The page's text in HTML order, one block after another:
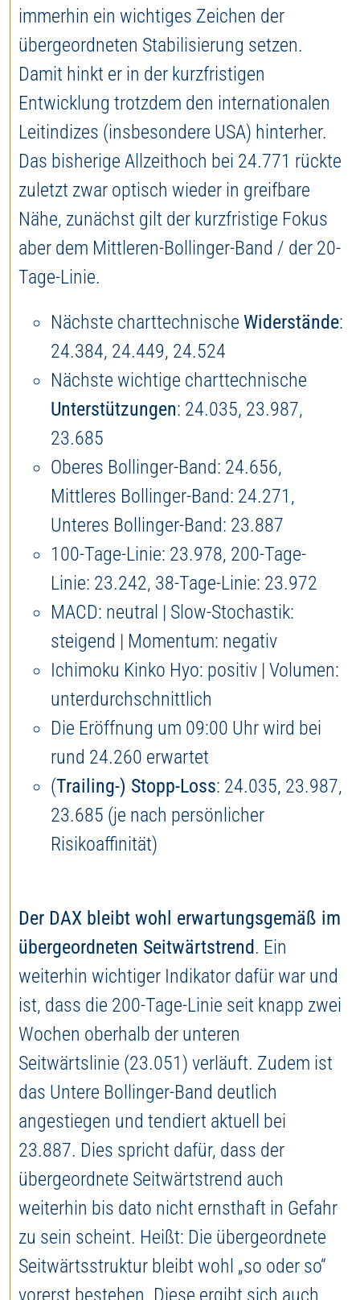
immerhin ein wichtiges Zeichen der
übergeordneten Stabilisierung setzen.
Damit hinkt er in der kurzfristigen
Entwicklung trotzdem den internationalen
Leitindizes (insbesondere USA) hinterher.
Das bisherige Allzeithoch bei 24.771 rückte
zuletzt zwar optisch wieder in greifbare
Nähe, zunächst gilt der kurzfristige Fokus
aber dem Mittleren-Bollinger-Band / der 20-
Tage-Linie.
Nächste charttechnische Widerstände:
24.384, 24.449, 24.524
Nächste wichtige charttechnische
Unterstützungen: 24.035, 23.987,
23.685
Oberes Bollinger-Band: 24.656,
Mittleres Bollinger-Band: 24.271,
Unteres Bollinger-Band: 23.887
100-Tage-Linie: 23.978, 200-Tage-
Linie: 23.242, 38-Tage-Linie: 23.972
MACD: neutral | Slow-Stochastik:
steigend | Momentum: negativ
Ichimoku Kinko Hyo: positiv | Volumen:
unterdurchschnittlich
Die Eröffnung um 09:00 Uhr wird bei
rund 24.260 erwartet
(Trailing-) Stopp-Loss: 24.035, 23.987,
23.685 (je nach persönlicher
Risikoaffinität)
Der DAX bleibt wohl erwartungsgemäß im
übergeordneten Seitwärtstrend. Ein
weiterhin wichtiger Indikator dafür war und
ist, dass die 200-Tage-Linie seit knapp zwei
Wochen oberhalb der unteren
Seitwärtslinie (23.051) verläuft. Zudem ist
das Untere Bollinger-Band deutlich
angestiegen und tendiert aktuell bei
23.887. Dies spricht dafür, dass der
übergeordnete Seitwärtstrend auch
weiterhin bis dato nicht ernsthaft in Gefahr
zu sein scheint. Heißt: Die übergeordnete
Seitwärtsstruktur bleibt wohl „so oder so“
vorerst bestehen. Diese ergibt sich auch